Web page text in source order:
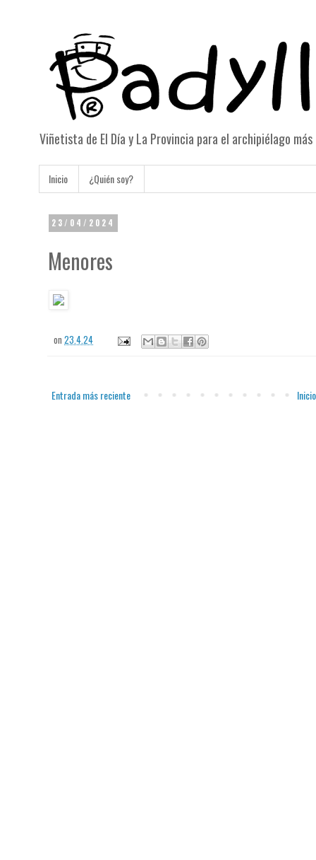
Viñetista de El Día y La Provincia para el archipiélago
Inicio ¿Quién soy?
23/04/2024
Menores
on23.4.24
Entrada más reciente Inicio